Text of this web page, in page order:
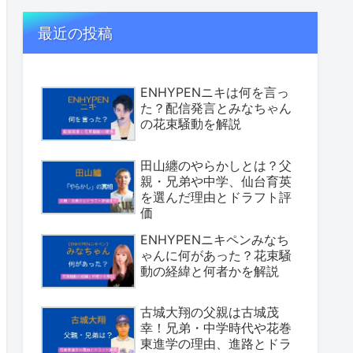
最近の投稿
ENHYPENニキは何を言っ
た？配信発言とみなちゃん
の花束騒動を解説
田山纏のやらかしとは？父
親・兄弟や中学、仙台育英
を選んだ理由とドラフト評
価
ENHYPENニキペンみなち
ゃんに何があった？花束騒
動の経緯と何者かを解説
古城大翔の父親は古城茂
幸！兄弟・中学時代や花巻
東進学の理由、進路とドラ